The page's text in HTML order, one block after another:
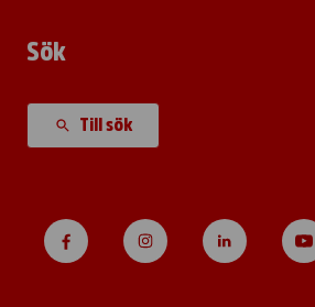
Sök
Till sök